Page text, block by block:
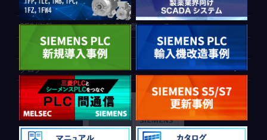
WEB会員登録フォーム
CE制御盤（ヨーロッパでの制御盤について）
PLC間通信
ブログ